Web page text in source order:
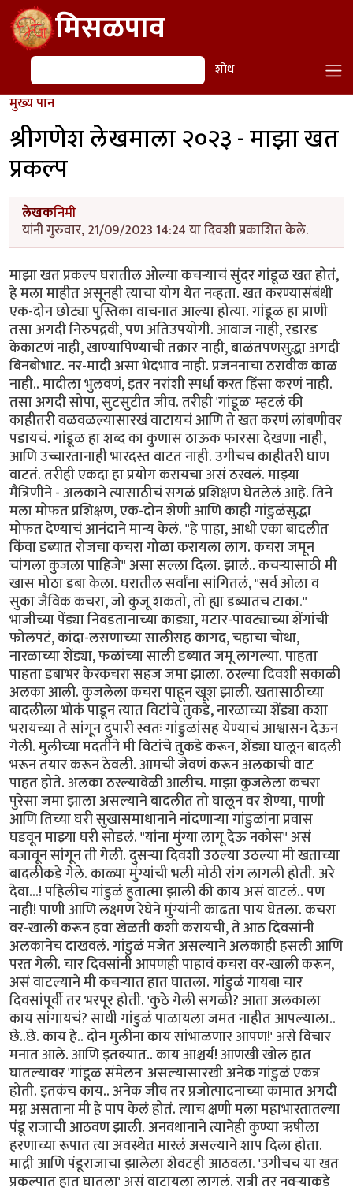
Skip to main contentमिसळपाव
शोध शोध
मुख्य पान
श्रीगणेश लेखमाला २०२३ - माझा खत
प्रकल्प
लेखकनिमी
यांनी गुरुवार, 21/09/2023 14:24 या दिवशी प्रकाशित केले.
माझा खत प्रकल्प घरातील ओल्या कचऱ्याचं सुंदर गांडूळ खत होतं,
हे मला माहीत असूनही त्याचा योग येत नव्हता. खत करण्यासंबंधी
एक-दोन छोट्या पुस्तिका वाचनात आल्या होत्या. गांडूळ हा प्राणी
तसा अगदी निरुपद्रवी, पण अतिउपयोगी. आवाज नाही, रडारड
केकाटणं नाही, खाण्यापिण्याची तक्रार नाही, बाळंतपणसुद्धा अगदी
बिनबोभाट. नर-मादी असा भेदभाव नाही. प्रजननाचा ठरावीक काळ
नाही.. मादीला भुलवणं, इतर नरांशी स्पर्धा करत हिंसा करणं नाही.
तसा अगदी सोपा, सुटसुटीत जीव. तरीही 'गांडूळ' म्हटलं की
काहीतरी वळवळल्यासारखं वाटायचं आणि ते खत करणं लांबणीवर
पडायचं. गांडूळ हा शब्द का कुणास ठाऊक फारसा देखणा नाही,
आणि उच्चारतानाही भारदस्त वाटत नाही. उगीचच काहीतरी घाण
वाटतं. तरीही एकदा हा प्रयोग करायचा असं ठरवलं. माझ्या
मैत्रिणीने - अलकाने त्यासाठीचं सगळं प्रशिक्षण घेतलेलं आहे. तिने
मला मोफत प्रशिक्षण, एक-दोन शेणी आणि काही गांडुळंसुद्धा
मोफत देण्याचं आनंदाने मान्य केलं. "हे पाहा, आधी एका बादलीत
किंवा डब्यात रोजचा कचरा गोळा करायला लाग. कचरा जमून
चांगला कुजला पाहिजे" असा सल्ला दिला. झालं.. कचऱ्यासाठी मी
खास मोठा डबा केला. घरातील सर्वांना सांगितलं, "सर्व ओला व
सुका जैविक कचरा, जो कुजू शकतो, तो ह्या डब्यातच टाका."
भाजीच्या पेंड्या निवडतानाच्या काड्या, मटार-पावट्याच्या शेंगांची
फोलपटं, कांदा-लसणाच्या सालीसह कागद, चहाचा चोथा,
नारळाच्या शेंड्या, फळांच्या साली डब्यात जमू लागल्या. पाहता
पाहता डबाभर केरकचरा सहज जमा झाला. ठरल्या दिवशी सकाळी
अलका आली. कुजलेला कचरा पाहून खूश झाली. खतासाठीच्या
बादलीला भोकं पाडून त्यात विटांचे तुकडे, नारळाच्या शेंड्या कशा
भरायच्या ते सांगून दुपारी स्वतः गांडुळांसह येण्याचं आश्वासन देऊन
गेली. मुलीच्या मदतीने मी विटांचे तुकडे करून, शेंड्या घालून बादली
भरून तयार करून ठेवली. आमची जेवणं करून अलकाची वाट
पाहत होते. अलका ठरल्यावेळी आलीच. माझा कुजलेला कचरा
पुरेसा जमा झाला असल्याने बादलीत तो घालून वर शेण्या, पाणी
आणि तिच्या घरी सुखासमाधानाने नांदणाऱ्या गांडुळांना प्रवास
घडवून माझ्या घरी सोडलं. "यांना मुंग्या लागू देऊ नकोस" असं
बजावून सांगून ती गेली. दुसऱ्या दिवशी उठल्या उठल्या मी खताच्या
बादलीकडे गेले. काळ्या मुंग्यांची भली मोठी रांग लागली होती. अरे
देवा...! पहिलीच गांडुळं हुतात्मा झाली की काय असं वाटलं.. पण
नाही! पाणी आणि लक्ष्मण रेघेने मुंग्यांनी काढता पाय घेतला. कचरा
वर-खाली करून हवा खेळती कशी करायची, ते आठ दिवसांनी
अलकानेच दाखवलं. गांडुळं मजेत असल्याने अलकाही हसली आणि
परत गेली. चार दिवसांनी आपणही पाहावं कचरा वर-खाली करून,
असं वाटल्याने मी कचऱ्यात हात घातला. गांडुळं गायब! चार
दिवसांपूर्वी तर भरपूर होती. 'कुठे गेली सगळी? आता अलकाला
काय सांगायचं? साधी गांडुळं पाळायला जमत नाहीत आपल्याला..
छे..छे. काय हे.. दोन मुलींना काय सांभाळणार आपण!' असे विचार
मनात आले. आणि इतक्यात.. काय आश्चर्य! आणखी खोल हात
घातल्यावर 'गांडूळ संमेलन' असल्यासारखी अनेक गांडुळं एकत्र
होती. इतकंच काय.. अनेक जीव तर प्रजोत्पादनाच्या कामात अगदी
मग्न असताना मी हे पाप केलं होतं. त्याच क्षणी मला महाभारतातल्या
पंडू राजाची आठवण झाली. अनवधानाने त्यानेही कुण्या ऋषीला
हरणाच्या रूपात त्या अवस्थेत मारलं असल्याने शाप दिला होता.
माद्री आणि पंडूराजाचा झालेला शेवटही आठवला. 'उगीचच या खत
प्रकल्पात हात घातला' असं वाटायला लागलं. रात्री तर नवऱ्याकडे